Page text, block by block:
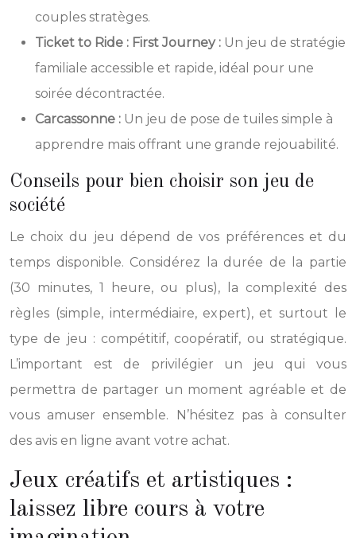
couples stratèges.
Ticket to Ride : First Journey : Un jeu de stratégie
familiale accessible et rapide, idéal pour une
soirée décontractée.
Carcassonne : Un jeu de pose de tuiles simple à
apprendre mais offrant une grande rejouabilité.
Conseils pour bien choisir son jeu de
société
Le choix du jeu dépend de vos préférences et du
temps disponible. Considérez la durée de la partie
(30 minutes, 1 heure, ou plus), la complexité des
règles (simple, intermédiaire, expert), et surtout le
type de jeu : compétitif, coopératif, ou stratégique.
L’important est de privilégier un jeu qui vous
permettra de partager un moment agréable et de
vous amuser ensemble. N’hésitez pas à consulter
des avis en ligne avant votre achat.
Jeux créatifs et artistiques :
laissez libre cours à votre